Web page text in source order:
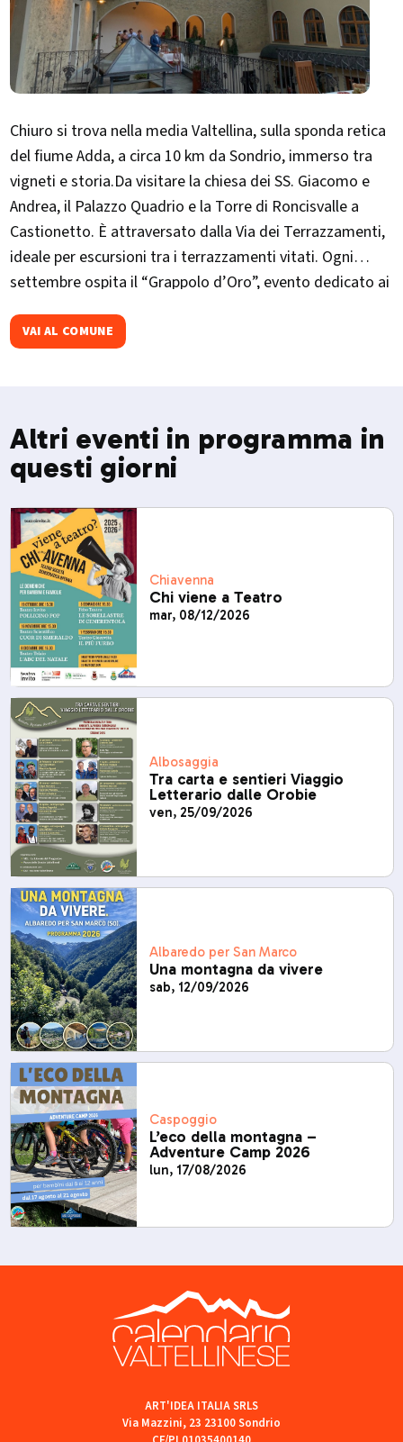
Chiuro si trova nella media Valtellina, sulla sponda retica
del fiume Adda, a circa 10 km da Sondrio, immerso tra
vigneti e storia.Da visitare la chiesa dei SS. Giacomo e
Andrea, il Palazzo Quadrio e la Torre di Roncisvalle a
Castionetto. È attraversato dalla Via dei Terrazzamenti,
ideale per escursioni tra i terrazzamenti vitati. Ogni
settembre ospita il “Grappolo d’Oro”, evento dedicato ai
VAI AL COMUNE
Altri eventi in programma in
questi giorni
Chiavenna
Chi viene a Teatro
mar, 08/12/2026
Albosaggia
Tra carta e sentieri Viaggio
Letterario dalle Orobie
ven, 25/09/2026
Albaredo per San Marco
Una montagna da vivere
sab, 12/09/2026
Caspoggio
L’eco della montagna –
Adventure Camp 2026
lun, 17/08/2026
ART'IDEA ITALIA SRLS
Via Mazzini, 23 23100 Sondrio